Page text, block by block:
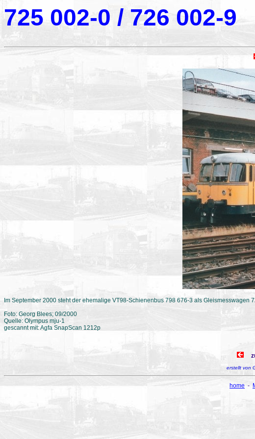
725 002-0 / 726 002-9
Im September 2000 steht der ehemalige VT98-Schienenbus 798 676-3 als Gleismesswagen
Foto: Georg Blees; 09/2000
Quelle: Olympus mju-1
gescannt mit: Agfa SnapScan 1212p
erstellt von
home -